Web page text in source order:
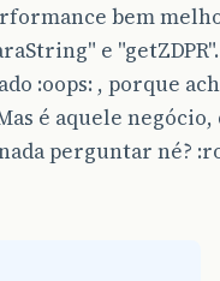
bem
e "getZDPR".
:oops: , porque
é aquele negócio,
perguntar né?